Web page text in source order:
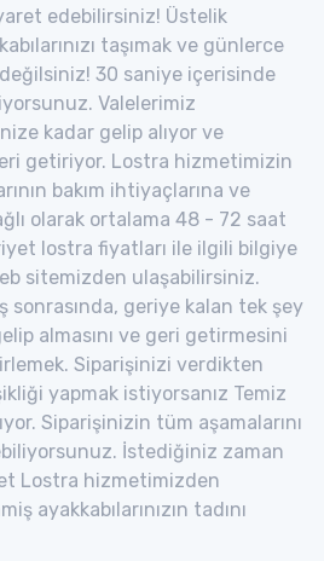
edebilirsiniz! Üstelik
taşımak ve günlerce
30 saniye içerisinde
Valelerimiz
kadar gelip alıyor ve
getiriyor. Lostra hizmetimizin
bakım ihtiyaçlarına ve
olarak ortalama 48 - 72 saat
lostra fiyatları ile ilgili bilgiye
sitemizden ulaşabilirsiniz.
sonrasında, geriye kalan tek şey
almasını ve geri getirmesini
Siparişinizi verdikten
yapmak istiyorsanız Temiz
Siparişinizin tüm aşamalarını
İstediğiniz zaman
Lostra hizmetimizden
ayakkabılarınızın tadını